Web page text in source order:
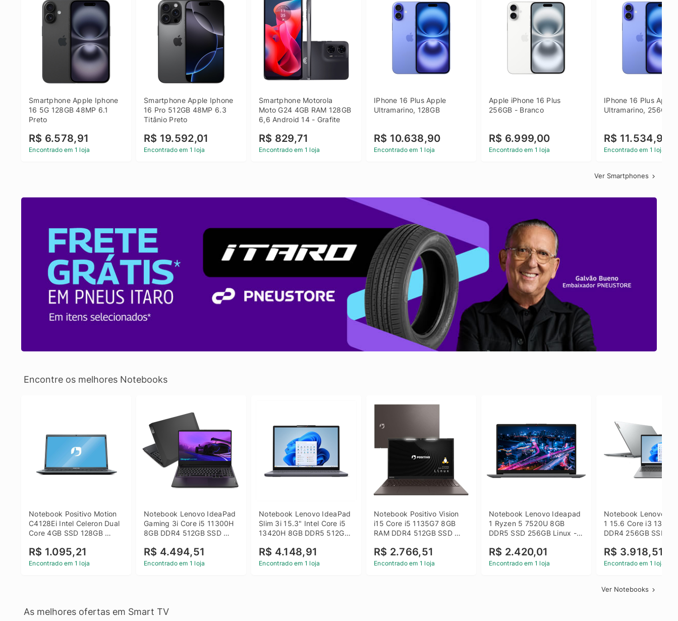
Smartphone Apple Iphone
16 5G 128GB 48MP 6.1
Preto
R$ 6.578,91
Encontrado em 1 loja
Smartphone Apple Iphone
16 Pro 512GB 48MP 6.3
Titânio Preto
R$ 19.592,01
Encontrado em 1 loja
Smartphone Motorola
Moto G24 4GB RAM 128GB
6,6 Android 14 - Grafite
R$ 829,71
Encontrado em 1 loja
IPhone 16 Plus Apple
Ultramarino, 128GB
R$ 10.638,90
Encontrado em 1 loja
Apple iPhone 16 Plus
256GB - Branco
R$ 6.999,00
Encontrado em 1 loja
IPhone 16 Plus Apple
Ultramarino, 256GB
R$ 11.534,90
Encontrado em 1 loja
Ver Smartphones
Encontre os melhores Notebooks
Notebook Positivo Motion
C4128Ei Intel Celeron Dual
Core 4GB SSD 128GB
R$ 1.095,21
Encontrado em 1 loja
Notebook Lenovo IdeaPad
Gaming 3i Core i5 11300H
8GB DDR4 512GB SSD
Linux - Preto
R$ 4.494,51
Encontrado em 1 loja
Notebook Lenovo IdeaPad
Slim 3i 15.3" Intel Core i5
13420H 8GB DDR5 512GB
R$ 4.148,91
Encontrado em 1 loja
Notebook Positivo Vision
i15 Core i5 1135G7 8GB
RAM DDR4 512GB SSD
R$ 2.766,51
Encontrado em 1 loja
Notebook Lenovo Ideapad
1 Ryzen 5 7520U 8GB
DDR5 SSD 256GB Linux -
R$ 2.420,01
Encontrado em 1 loja
Notebook Lenovo
1 15.6 Core i3 1315U
DDR4 256GB SSD
R$ 3.918,51
Encontrado em 1 loja
Ver Notebooks
As melhores ofertas em Smart TV